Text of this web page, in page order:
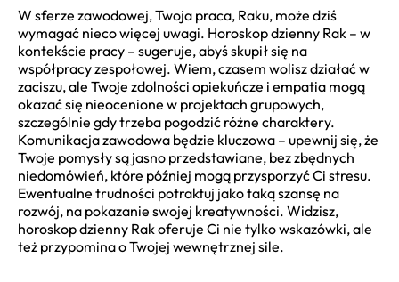
W sferze zawodowej, Twoja praca, Raku, może dziś
wymagać nieco więcej uwagi. Horoskop dzienny Rak – w
kontekście pracy – sugeruje, abyś skupił się na
współpracy zespołowej. Wiem, czasem wolisz działać w
zaciszu, ale Twoje zdolności opiekuńcze i empatia mogą
okazać się nieocenione w projektach grupowych,
szczególnie gdy trzeba pogodzić różne charaktery.
Komunikacja zawodowa będzie kluczowa – upewnij się, że
Twoje pomysły są jasno przedstawiane, bez zbędnych
niedomówień, które później mogą przysporzyć Ci stresu.
Ewentualne trudności potraktuj jako taką szansę na
rozwój, na pokazanie swojej kreatywności. Widzisz,
horoskop dzienny Rak oferuje Ci nie tylko wskazówki, ale
też przypomina o Twojej wewnętrznej sile.